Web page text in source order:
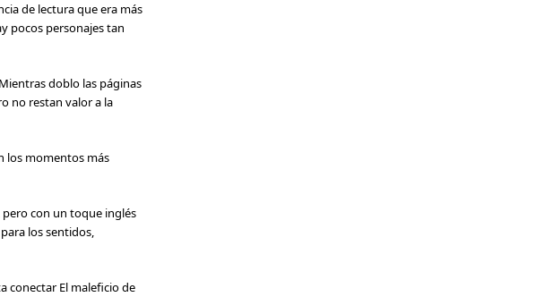
de lectura que era más
pocos personajes tan
doblo las páginas
no restan valor a la
los momentos más
pero con un toque inglés
los sentidos,
conectar El maleficio de